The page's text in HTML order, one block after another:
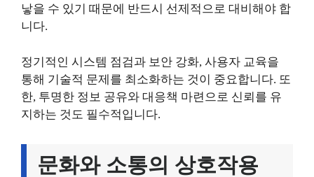
낳을 수 있기 때문에 반드시 선제적으로 대비해야 합
니다.
정기적인 시스템 점검과 보안 강화, 사용자 교육을
통해 기술적 문제를 최소화하는 것이 중요합니다. 또
한, 투명한 정보 공유와 대응책 마련으로 신뢰를 유
지하는 것도 필수적입니다.
문화와 소통의 상호작용